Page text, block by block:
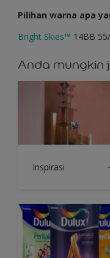
Pilihan warna apa
Bright Skies™ 14BB
Anda mungkin
Inspirasi